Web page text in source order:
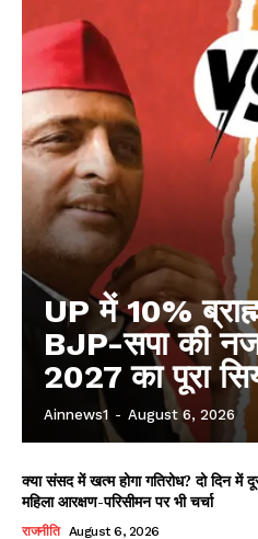
UP में 10%
BJP-सपा की
2027 का पूरा
Ainnews1 - August 6, 2026
क्या संसद में खत्म होगा गतिरोध? दो दिन में
महिला आरक्षण-परिसीमन पर भी चर्चा
राजनीति August 6, 2026